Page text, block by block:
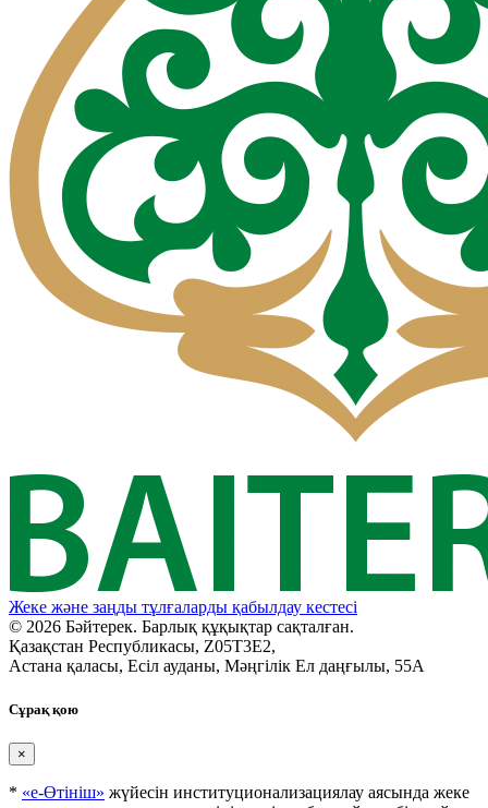
Жеке және заңды тұлғаларды қабылдау кестесі
© 2026 Бәйтерек. Барлық құқықтар сақталған.
Қазақстан Республикасы, Z05T3E2,
Астана қаласы, Есіл ауданы, Мәңгілік Ел даңғылы, 55А
Сұрақ қою
×
* «е-Өтініш» жүйесін институционализациялау аясында жеке